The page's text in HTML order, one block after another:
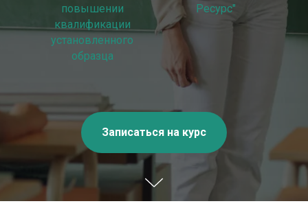
повышении
квалификации
установленного
образца
Ресурс"
Записаться на курс